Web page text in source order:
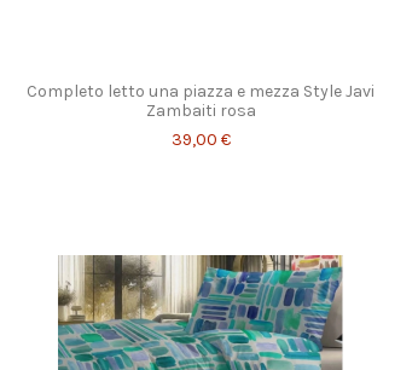
Completo letto una piazza e mezza Style Javi
Zambaiti rosa
39,00 €